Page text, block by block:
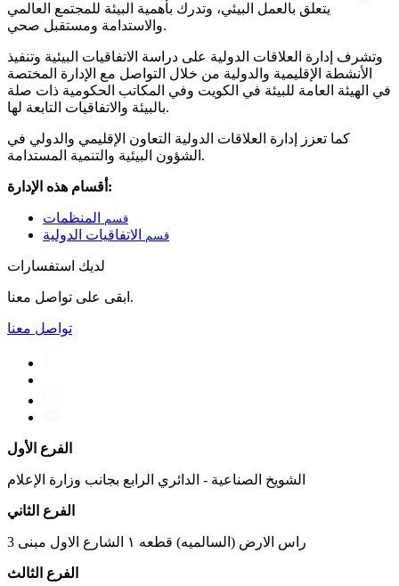
يتعلق بالعمل البيئي، وتدرك بأهمية البيئة للمجتمع العالمي
والاستدامة ومستقبل صحي.
وتشرف إدارة العلاقات الدولية على دراسة الاتفاقيات البيئية وتنفيذ
الأنشطة الإقليمية والدولية من خلال التواصل مع الإدارة المختصة
في الهيئة العامة للبيئة في الكويت وفي المكاتب الحكومية ذات صلة
بالبيئة والاتفاقيات التابعة لها.
كما تعزز إدارة العلاقات الدولية التعاون الإقليمي والدولي في
الشؤون البيئية والتنمية المستدامة.
أقسام هذه الإدارة:
قسم المنظمات
قسم الاتفاقيات الدولية
لديك استفسارات
ابقى على تواصل معنا.
تواصل معنا
الفرع الأول
الشويخ الصناعية - الدائري الرابع بجانب وزارة الإعلام
الفرع الثاني
راس الارض (السالميه) قطعه ١ الشارع الاول مبنى 3
الفرع الثالث